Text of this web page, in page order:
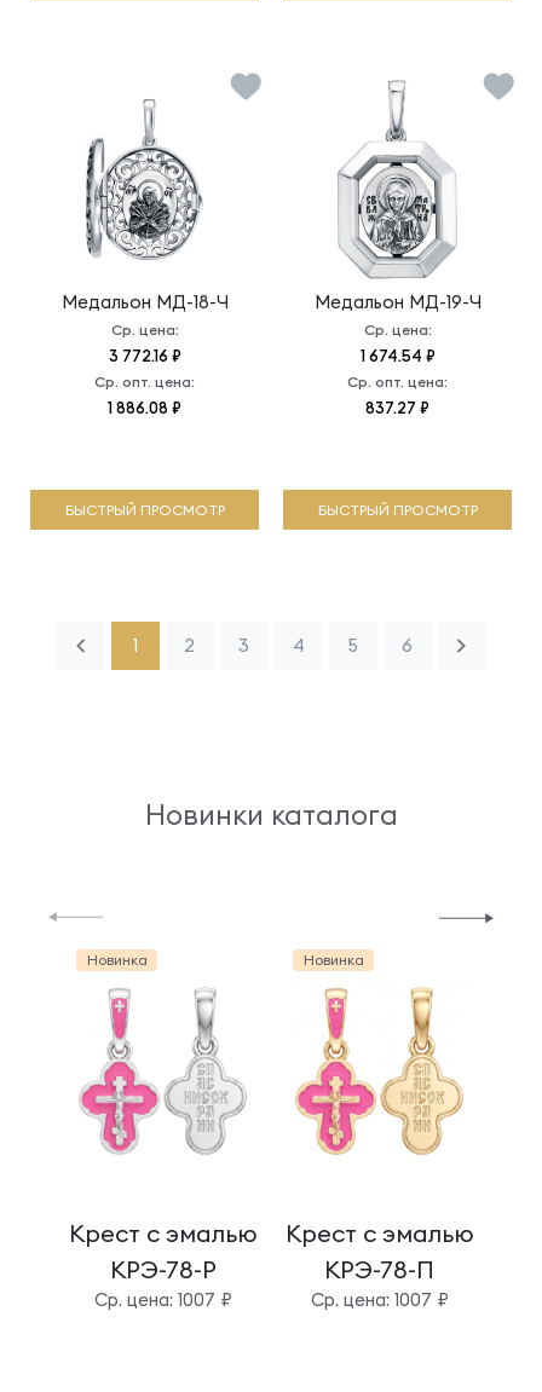
Медальон МД-18-Ч
Ср. цена:
3 772.16 ₽
Ср. опт. цена:
1 886.08 ₽
БЫСТРЫЙ ПРОСМОТР
Медальон МД-19-Ч
Ср. цена:
1 674.54 ₽
Ср. опт. цена:
837.27 ₽
БЫСТРЫЙ ПРОСМОТР
1 2 3 4 5 6
Новинки каталога
Новинка
Крест с эмалью
КРЭ-78-Р
Cр. цена: 1007 ₽
Новинка
Крест с эмалью
КРЭ-78-П
Cр. цена: 1007 ₽